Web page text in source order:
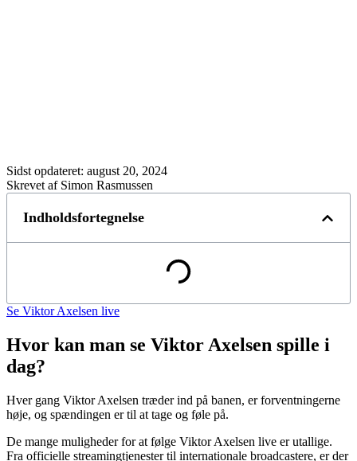
Sidst opdateret: august 20, 2024
Skrevet af Simon Rasmussen
Indholdsfortegnelse
Se Viktor Axelsen live
Hvor kan man se Viktor Axelsen spille i
dag?
Hver gang Viktor Axelsen træder ind på banen, er forventningerne
høje, og spændingen er til at tage og føle på.
De mange muligheder for at følge Viktor Axelsen live er utallige.
Fra officielle streamingtjenester til internationale broadcastere, er der